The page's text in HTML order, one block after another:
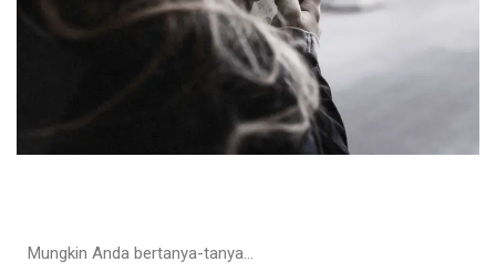
Mungkin Anda bertanya-tanya…